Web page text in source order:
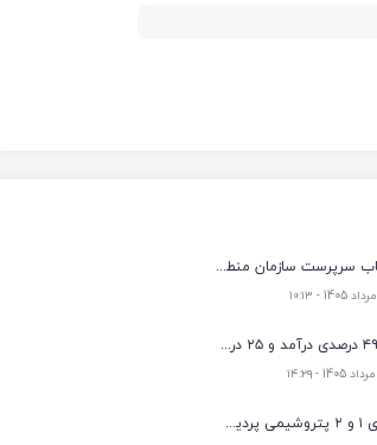
انتصاب سرپرست سازمان منطقه ویژه اقتصادی انرژی پارس
رشد ۴۹ درصدی درآمد و ۲۵ درصدی سود خالص؛ بیدبلند خلیج‌فارس سال ۱۴۰۴ را با رکوردهای جدید به پایان رساند
فازهای ۱ و ۲ پتروشیمی پردیس با ۸۵ درصد ظرفیت به مدار تولید بازگشتند